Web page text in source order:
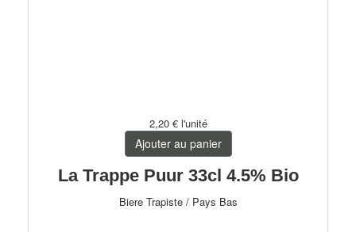
2,20 € l'unité
Ajouter au panier
La Trappe Puur 33cl 4.5% Bio
Biere Trapiste / Pays Bas